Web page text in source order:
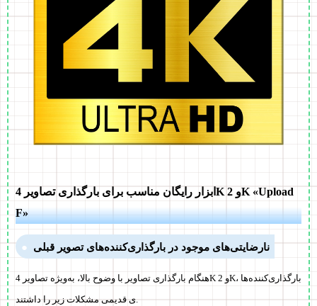
ابزار رایگان مناسب برای بارگذاری تصاویر 4K و 2K «Upload
F»
نارضایتی‌های موجود در بارگذاری‌کننده‌های تصویر قبلی
هنگام بارگذاری تصاویر با وضوح بالا، به‌ویژه تصاویر 4K و 2K، بارگذاری‌کننده‌ها
ی قدیمی مشکلات زیر را داشتند.